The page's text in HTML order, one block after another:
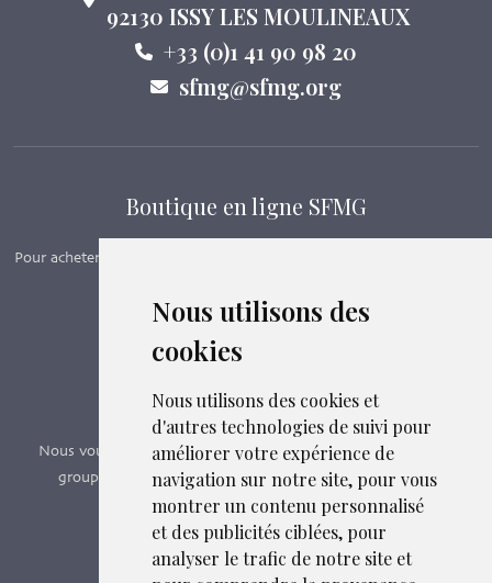
Nous utilisons des
cookies
Nous utilisons des cookies et
d'autres technologies de suivi pour
améliorer votre expérience de
navigation sur notre site, pour vous
montrer un contenu personnalisé
et des publicités ciblées, pour
analyser le trafic de notre site et
92130 ISSY LES MOULINEAUX
+33 (0)1 41 90 98 20
sfmg@sfmg.org
Boutique en ligne SFMG
Pour acheter nos manuels, adhérer et payer ses cotisations en ligne,
Boutique en ligne
Formations SFMG
Nous vous proposons des formations e-learning, présentiels,
groupes de pairs - Certificat QUALIOPI n° 2020/89171.3
Découvrir nos formations